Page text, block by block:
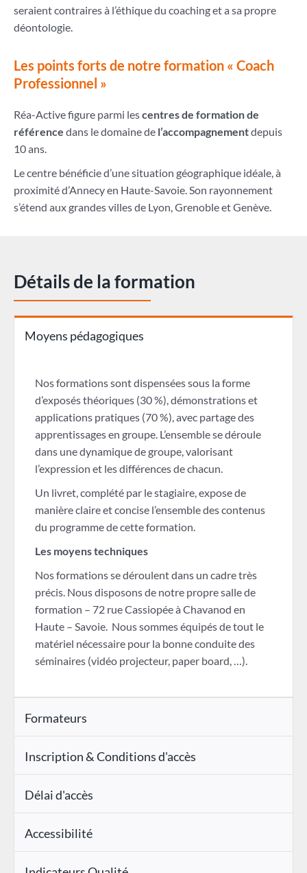
seraient contraires à l’éthique du coaching et a sa propre
déontologie.
Les points forts de notre formation « Coach
Professionnel »
Réa-Active figure parmi lescentres de formation de
référence dans le domaine de l’accompagnementdepuis
10 ans.
Le centre bénéficie d’une situation géographique idéale, à
proximité d’Annecy en Haute-Savoie. Son rayonnement
s’étend aux grandes villes de Lyon, Grenoble et Genève.
Détails de la formation
Moyens pédagogiques
Nos formations sont dispensées sous la forme
d’exposés théoriques (30 %), démonstrations et
applications pratiques (70 %), avec partage des
apprentissages en groupe. L’ensemble se déroule
dans une dynamique de groupe, valorisant
l’expression et les différences de chacun.
Un livret, complété par le stagiaire, expose de
manière claire et concise l’ensemble des contenus
du programme de cette formation.
Les moyens techniques
Nos formations se déroulent dans un cadre très
précis. Nous disposons de notre propre salle de
formation – 72 rue Cassiopée à Chavanod en
Haute – Savoie. Nous sommes équipés de tout le
matériel nécessaire pour la bonne conduite des
séminaires (vidéo projecteur, paper board, …).
Formateurs
Inscription & Conditions d'accès
Délai d'accès
Accessibilité